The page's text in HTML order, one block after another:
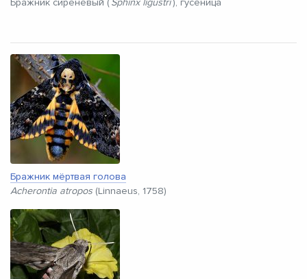
Бражник сиреневый (Sphinx ligustri ), гусеница
Бражник мёртвая голова
Acherontia atropos (Linnaeus, 1758)